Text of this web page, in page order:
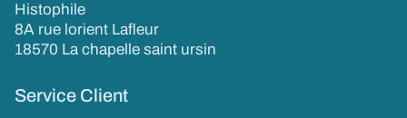
Histophile
8A rue lorient Lafleur
18570 La chapelle saint ursin
Service Client